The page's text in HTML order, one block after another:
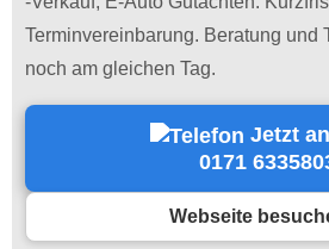
Terminvereinbarung. Beratung und
noch am gleichen Tag.
Jetzt
0171
Webseite